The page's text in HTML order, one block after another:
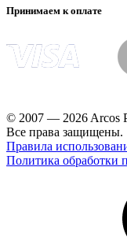
Принимаем к оплате
© 2007 — 2026 Arcos
Все права защищены.
Правила
Политика обработки